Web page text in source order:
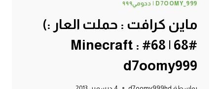
D7OOMY_999 | دحومي٩٩٩
ماين كرافت : حملت العار :)
#68 | 68# Minecraft :
d7oomy999